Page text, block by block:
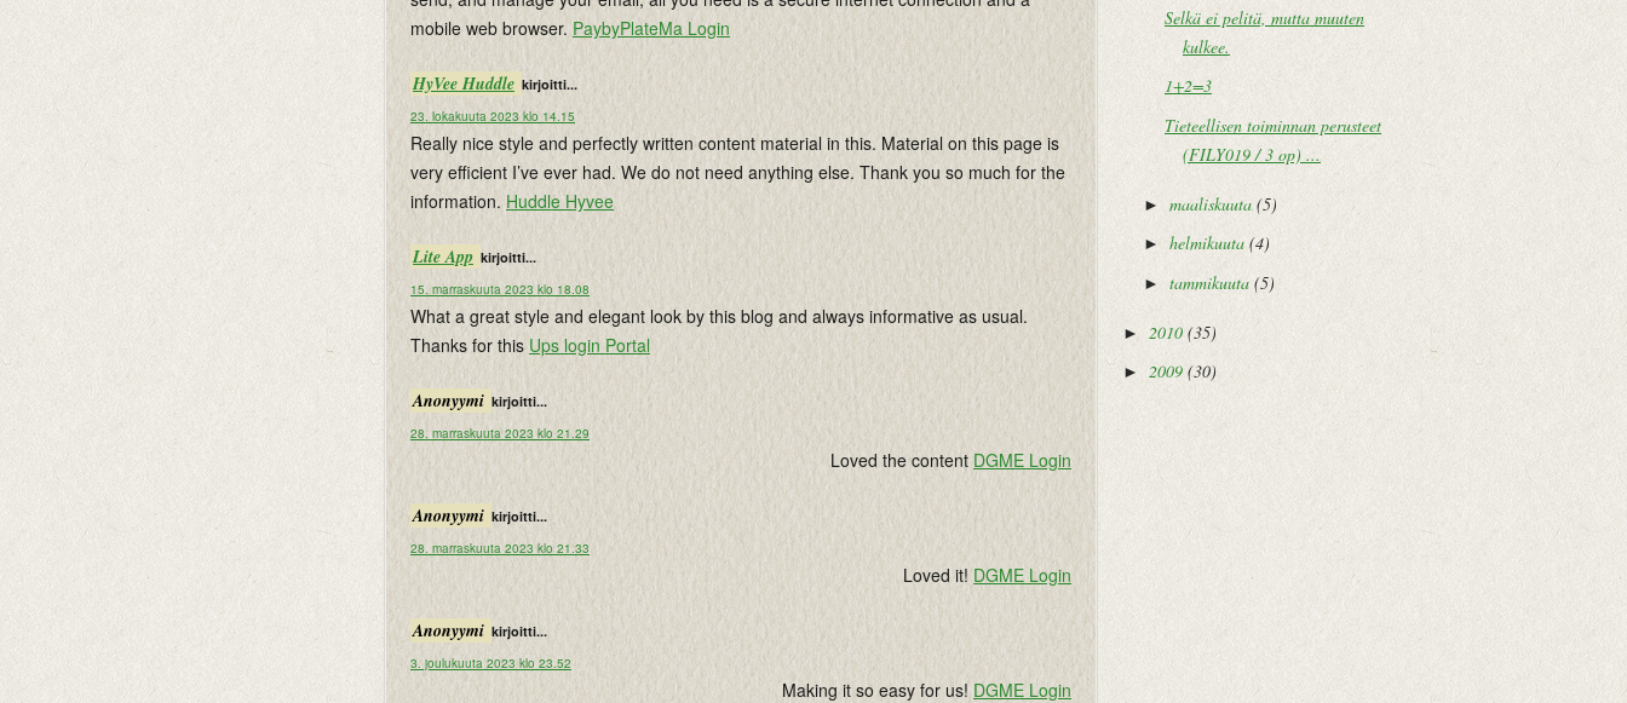
mobile web browser. PaybyPlateMa Login
HyVee Huddle kirjoitti...
23. lokakuuta 2023 klo 14.15
Really nice style and perfectly written content material in this. Material on this page is
very efficient I’ve ever had. We do not need anything else. Thank you so much for the
information. Huddle Hyvee
Lite App kirjoitti...
15. marraskuuta 2023 klo 18.08
What a great style and elegant look by this blog and always informative as usual.
Thanks for this Ups login Portal
Anonyymi kirjoitti...
28. marraskuuta 2023 klo 21.29
Loved the content DGME Login
Anonyymi kirjoitti...
28. marraskuuta 2023 klo 21.33
Loved it! DGME Login
Anonyymi kirjoitti...
3. joulukuuta 2023 klo 23.52
Making it so easy for us! DGME Login
Selkä ei pelitä, mutta muuten
kulkee.
1+2=3
Tieteellisen toiminnan perusteet
(FILY019 / 3 op) ...
► maaliskuuta (5)
► helmikuuta (4)
► tammikuuta (5)
► 2010 (35)
► 2009 (30)